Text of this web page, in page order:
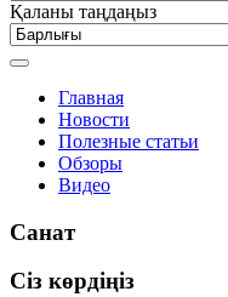
Қаланы таңдаңыз
Главная
Новости
Полезные статьи
Обзоры
Видео
Санат
Сіз көрдіңіз